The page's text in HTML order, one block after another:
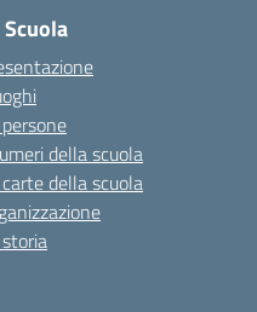
Scuola
della scuola
della scuola